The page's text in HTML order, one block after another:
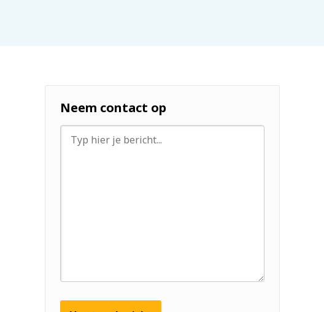
Neem contact op